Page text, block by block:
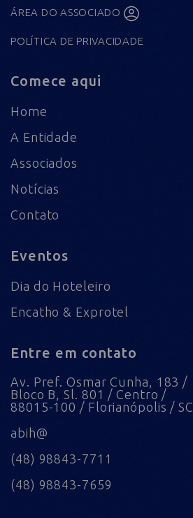
ÁREA DO ASSOCIADO
POLÍTICA DE PRIVACIDADE
Comece aqui
Home
A Entidade
Associados
Notícias
Contato
Eventos
Dia do Hoteleiro
Encatho & Exprotel
Entre em contato
Av. Pref. Osmar Cunha, 183 /
Bloco B, Sl. 801 / Centro /
88015-100 / Florianópolis / SC
abih@
(48) 98843-7711
(48) 98843-7659